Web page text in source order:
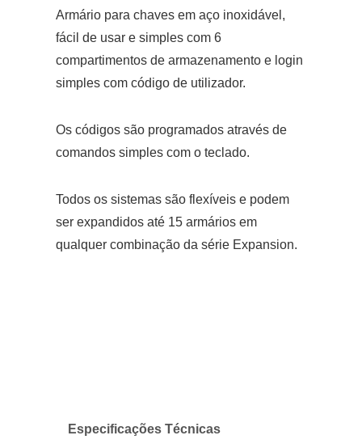
Armário para chaves em aço inoxidável,
fácil de usar e simples com 6
compartimentos de armazenamento e login
simples com código de utilizador.
Os códigos são programados através de
comandos simples com o teclado.
Todos os sistemas são flexíveis e podem
ser expandidos até 15 armários em
qualquer combinação da série Expansion.
Especificações Técnicas